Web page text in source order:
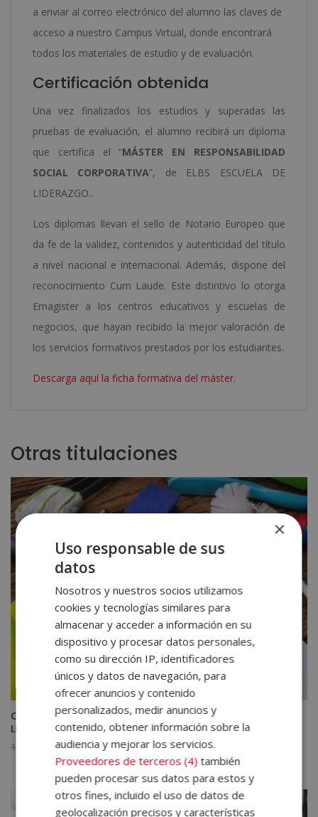
a enviar al correo electrónico del alumno las claves de
acceso a nuestro Campus Virtual, donde encontrará
todos los materiales de estudio y de evaluación.
Certificación obtenida
Una vez finalizados los estudios y superadas las
pruebas de evaluación, el alumno recibirá un diploma
que certifica el “MÁSTER EN RESPONSABILIDAD
SOCIAL CORPORATIVA”, de ELBS ESCUELA DE
LIDERAZGO..
Los diplomas llevan el sello de Notario Europeo que
da fe de la validez, contenidos y autenticidad del título
a nivel nacional e internacional. Además, dispone del
reconocimiento Cum Laude. Este distintivo lo otorga
Emagister a los centros educativos y escuelas de
negocios, que hayan recibido la mejor valoración de
los servicios formativos prestados por los estudiantes.
Descarga aquí la ficha formativa del máster.
Otras titulaciones
Certificación Experto en Gestión de Empresas de
Limpieza
1.580,00
El
precio
original
era:
1.580,00€.
395,00€El
precio
actual
es:
395,00€.
×
Uso responsable de sus
datos
Nosotros y nuestros socios utilizamos
cookies y tecnologías similares para
almacenar y acceder a información en su
dispositivo y procesar datos personales,
como su dirección IP, identificadores
únicos y datos de navegación, para
ofrecer anuncios y contenido
personalizados, medir anuncios y
contenido, obtener información sobre la
audiencia y mejorar los servicios.
Proveedores de terceros (4) también
pueden procesar sus datos para estos y
otros fines, incluido el uso de datos de
geolocalización precisos y características